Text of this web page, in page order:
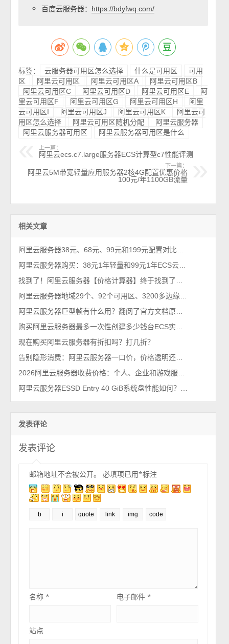
百度云服务器： https://bdyfwq.com/
标签： 云服务器可用区怎么选择 什么是可用区
可用
区
阿里云可用区 阿里云可用区A
阿里云可用区B
阿里云可用区C
阿里云可用区D 阿里云可用区E
阿
里云可用区F
阿里云可用区G 阿里云可用区H
阿里
云可用区I
阿里云可用区J 阿里云可用区K
阿里云可
用区怎么选择
阿里云可用区随机分配
阿里云服务器
阿里云服务器可用区
阿里云服务器可用区是什么
上一篇：
阿里云ecs.c7.large服务器ECS计算型c7性能评测
下一篇：
阿里云5M带宽轻量应用服务器2核4G配置优惠价格
100元/年1100GB流量
相关文章
现在购买阿里云服务器有折扣吗？打几折？
发表评论
发表评论
邮箱地址不会被公开。 必填项已用*标注
名称* 电子邮件*
站点